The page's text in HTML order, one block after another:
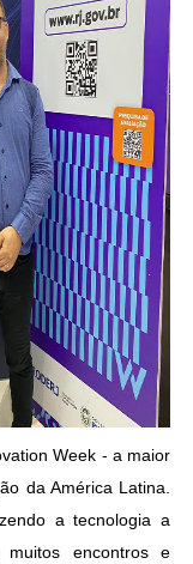
Week - a maior
da América Latina.
a tecnologia a
encontros e